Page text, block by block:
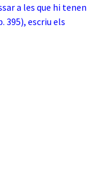
a les que hi tenen
395), escriu els